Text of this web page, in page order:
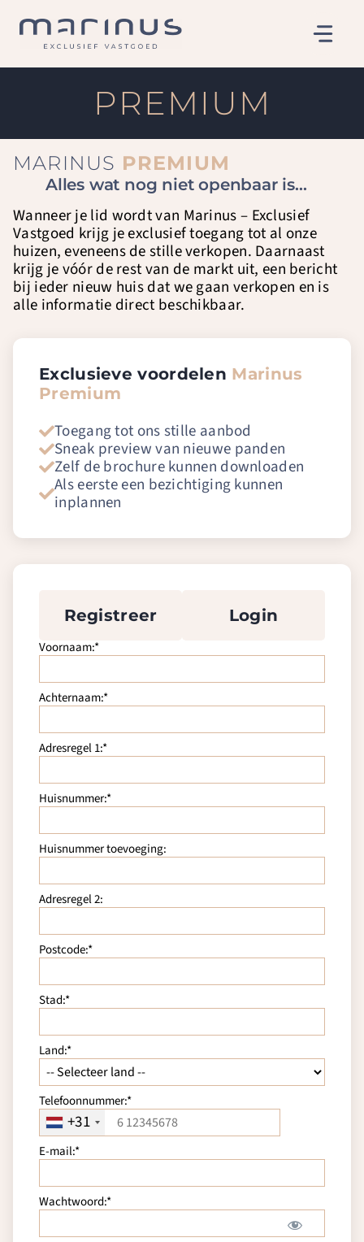
naar
PREMIUM
MARINUS PREMIUM
Alles wat nog niet openbaar is…
Wanneer je lid wordt van Marinus – Exclusief
Vastgoed krijg je exclusief toegang tot al onze
huizen, eveneens de stille verkopen. Daarnaast
krijg je vóór de rest van de markt uit, een bericht
bij ieder nieuw huis dat we gaan verkopen en is
alle informatie direct beschikbaar.
Exclusieve voordelen Marinus
Premium
Toegang tot ons stille aanbod
Sneak preview van nieuwe panden
Zelf de brochure kunnen downloaden
Als eerste een bezichtiging kunnen
inplannen
Registreer Login
Voornaam:*
Achternaam:*
Adresregel 1:*
Huisnummer:*
Huisnummer toevoeging:
Adresregel 2:
Postcode:*
Stad:*
Land:*
Telefoonnummer:*
+31
E-mail:*
Wachtwoord:*